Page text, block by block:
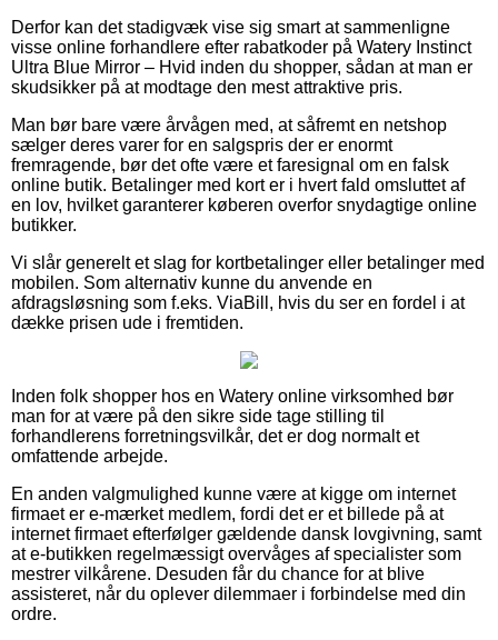
Derfor kan det stadigvæk vise sig smart at sammenligne
visse online forhandlere efter rabatkoder på Watery Instinct
Ultra Blue Mirror – Hvid inden du shopper, sådan at man er
skudsikker på at modtage den mest attraktive pris.
Man bør bare være årvågen med, at såfremt en netshop
sælger deres varer for en salgspris der er enormt
fremragende, bør det ofte være et faresignal om en falsk
online butik. Betalinger med kort er i hvert fald omsluttet af
en lov, hvilket garanterer køberen overfor snydagtige online
butikker.
Vi slår generelt et slag for kortbetalinger eller betalinger med
mobilen. Som alternativ kunne du anvende en
afdragsløsning som f.eks. ViaBill, hvis du ser en fordel i at
dække prisen ude i fremtiden.
Inden folk shopper hos en Watery online virksomhed bør
man for at være på den sikre side tage stilling til
forhandlerens forretningsvilkår, det er dog normalt et
omfattende arbejde.
En anden valgmulighed kunne være at kigge om internet
firmaet er e-mærket medlem, fordi det er et billede på at
internet firmaet efterfølger gældende dansk lovgivning, samt
at e-butikken regelmæssigt overvåges af specialister som
mestrer vilkårene. Desuden får du chance for at blive
assisteret, når du oplever dilemmaer i forbindelse med din
ordre.